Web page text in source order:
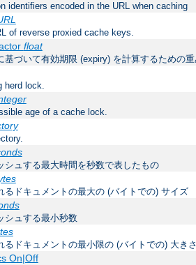
identifiers encoded in the URL when caching
of reverse proxied cache keys.
float
基づいて有効期限 (expiry) を計算するための
herd lock.
age of a cache lock.
シュする最大時間を秒数で表したもの
るドキュメントの最大の (バイトでの) サイズ
シュする最小秒数
るドキュメントの最小限の (バイトでの) 大き
On|Off